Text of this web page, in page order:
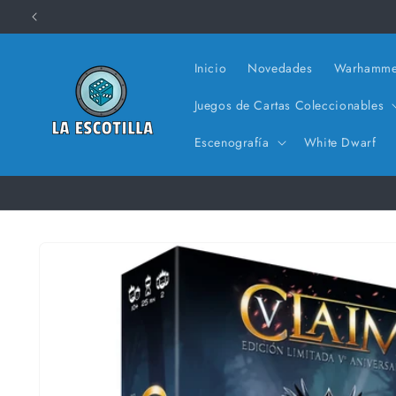
directamente
al contenido
Inicio Novedades
Juegos de Cartas Coleccionables
Escenografía White Dwarf
información
del producto